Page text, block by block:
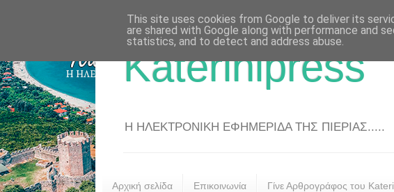
Katerinipress
Η ΗΛΕΚΤΡΟΝΙΚΗ ΕΦΗΜΕΡΙΔΑ ΤΗΣ ΠΙΕΡΙΑΣ.....
Αρχική σελίδα Επικοινωνία Γίνε Αρθρογράφος του
This site uses cookies from Google to deliver its
are shared with Google along with performance and
statistics, and to detect and address abuse.